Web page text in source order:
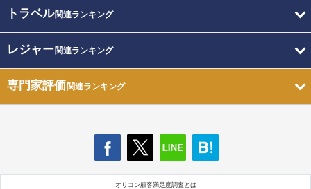
トラベル関連ランキング
レジャー関連ランキング
専門家評価関連ランキング
オリコン顧客満足度調査とは